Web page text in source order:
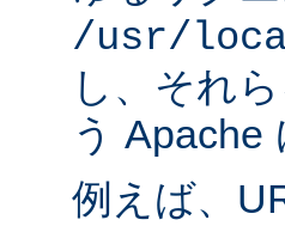
/usr/
し、それ
う Apache
例えば、